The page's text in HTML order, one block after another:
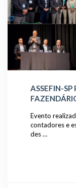
ASSEFIN-SP
Evento
contadores e
des …